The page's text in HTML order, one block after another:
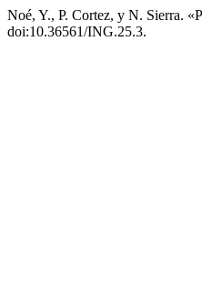
Noé, Y., P. Cortez, y N. Sierra.
doi:10.36561/ING.25.3.